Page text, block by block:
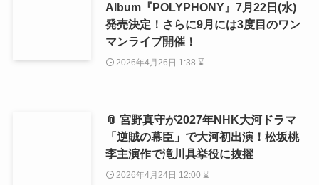
Album『POLYPHONY』7月22日(水)
発売決定！さらに9月には3度目のワン
マンライブ開催！
2026年4月26日 1:38 ⌛
📎 宮野真守が2027年NHK大河ドラマ
「逆賊の幕臣」で大河初出演！松坂桃
李主演作で滝川具挙役に抜擢
2026年4月24日 12:00 ⌛